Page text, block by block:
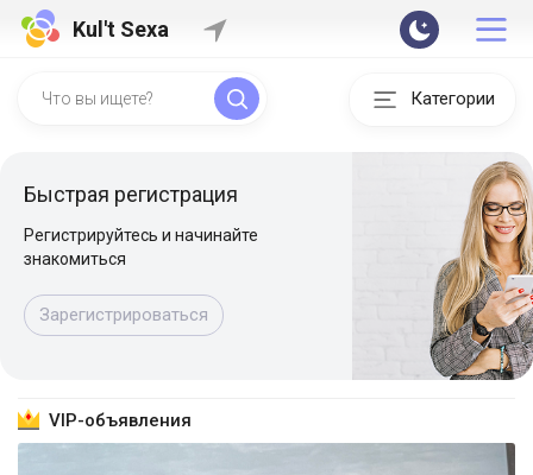
Kul't Sexa
Категории
Быстрая регистрация
Регистрируйтесь и начинайте
знакомиться
Зарегистрироваться
VIP-объявления